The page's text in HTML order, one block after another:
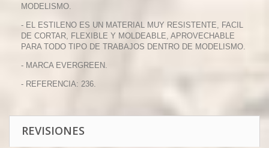
MODELISMO.
- EL ESTILENO ES UN MATERIAL MUY RESISTENTE, FACIL
DE CORTAR, FLEXIBLE Y MOLDEABLE, APROVECHABLE
PARA TODO TIPO DE TRABAJOS DENTRO DE MODELISMO.
- MARCA EVERGREEN.
- REFERENCIA: 236.
REVISIONES